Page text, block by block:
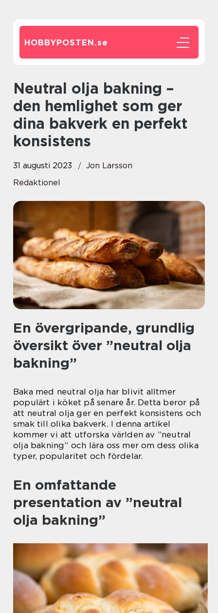
HOBBYPOSTEN.se
Neutral olja bakning –
den hemlighet som ger
dina bakverk en perfekt
konsistens
31 augusti 2023
Jon Larsson
Redaktionel
En övergripande, grundlig
översikt över ”neutral olja
bakning”
Baka med neutral olja har blivit alltmer
populärt i köket på senare år. Detta beror på
att neutral olja ger en perfekt konsistens och
smak till olika bakverk. I denna artikel
kommer vi att utforska världen av ”neutral
olja bakning” och lära oss mer om dess olika
typer, popularitet och fördelar.
En omfattande
presentation av ”neutral
olja bakning”